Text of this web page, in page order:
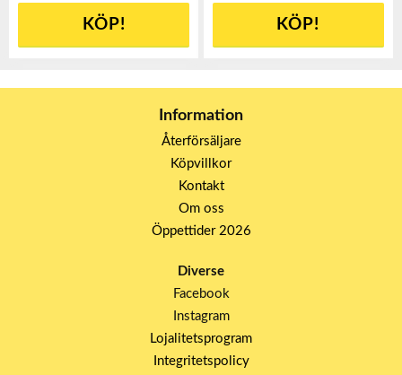
KÖP! KÖP!
Information
Återförsäljare
Köpvillkor
Kontakt
Om oss
Öppettider 2026
Diverse
Facebook
Instagram
Lojalitetsprogram
Integritetspolicy